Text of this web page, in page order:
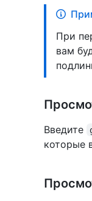
При
вам
Введите
которые